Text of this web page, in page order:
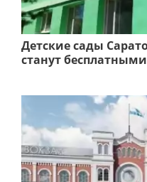
Детские сады
станут бесплатными